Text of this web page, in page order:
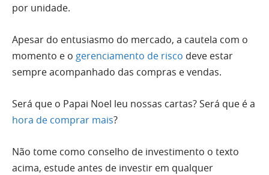
por unidade.
Apesar do entusiasmo do mercado, a cautela com o
momento e o gerenciamento de risco deve estar
sempre acompanhado das compras e vendas.
Será que o Papai Noel leu nossas cartas? Será que é a
hora de comprar mais?
Não tome como conselho de investimento o texto
acima, estude antes de investir em qualquer